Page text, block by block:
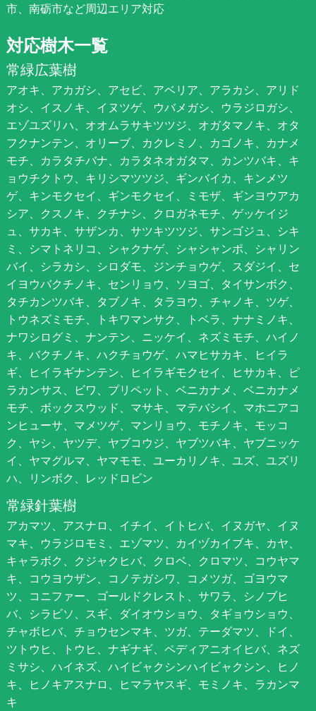
市、南砺市など周辺エリア対応
対応樹木一覧
常緑広葉樹
アオキ、アカガシ、アセビ、アベリア、アラカシ、アリド
オシ、イスノキ、イヌツゲ、ウバメガシ、ウラジロガシ、
エゾユズリハ、オオムラサキツツジ、オガタマノキ、オタ
フクナンテン、オリーブ、カクレミノ、カゴノキ、カナメ
モチ、カラタチバナ、カラタネオガタマ、カンツバキ、キ
ョウチクトウ、キリシマツツジ、ギンバイカ、キンメツ
ゲ、キンモクセイ、ギンモクセイ、ミモザ、ギンヨウアカ
シア、クスノキ、クチナシ、クロガネモチ、ゲッケイジ
ュ、サカキ、サザンカ、サツキツツジ、サンゴジュ、シキ
ミ、シマトネリコ、シャクナゲ、シャシャンポ、シャリン
バイ、シラカシ、シロダモ、ジンチョウゲ、スダジイ、セ
イヨウバクチノキ、センリョウ、ソヨゴ、タイサンボク、
タチカンツバキ、タブノキ、タラヨウ、チャノキ、ツゲ、
トウネズミモチ、トキワマンサク、トベラ、ナナミノキ、
ナワシログミ、ナンテン、ニッケイ、ネズミモチ、ハイノ
キ、バクチノキ、ハクチョウゲ、ハマヒサカキ、ヒイラ
ギ、ヒイラギナンテン、ヒイラギモクセイ、ヒサカキ、ピ
ラカンサス、ビワ、プリペット、ベニカナメ、ベニカナメ
モチ、ボックスウッド、マサキ、マテバシイ、マホニアコ
ンヒューサ、マメツゲ、マンリョウ、モチノキ、モッコ
ク、ヤシ、ヤツデ、ヤブコウジ、ヤブツバキ、ヤブニッケ
イ、ヤマグルマ、ヤマモモ、ユーカリノキ、ユズ、ユズリ
ハ、リンボク、レッドロビン
常緑針葉樹
アカマツ、アスナロ、イチイ、イトヒバ、イヌガヤ、イヌ
マキ、ウラジロモミ、エゾマツ、カイヅカイブキ、カヤ、
キャラボク、クジャクヒバ、クロベ、クロマツ、コウヤマ
キ、コウヨウザン、コノテガシワ、コメツガ、ゴヨウマ
ツ、コニファー、ゴールドクレスト、サワラ、シノブヒ
バ、シラビソ、スギ、ダイオウショウ、タギョウショウ、
チャボヒバ、チョウセンマキ、ツガ、テーダマツ、ドイ、
ツトウヒ、トウヒ、ナギナギ、ペディアニオイヒバ、ネズ
ミサシ、ハイネズ、ハイビャクシンハイビャクシン、ヒノ
キ、ヒノキアスナロ、ヒマラヤスギ、モミノキ、ラカンマ
キ